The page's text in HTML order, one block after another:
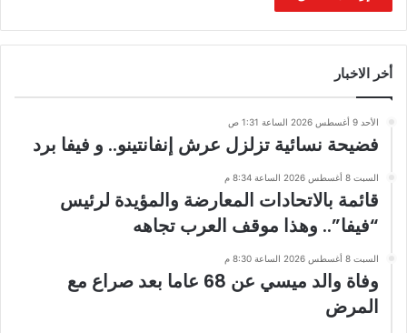
أخر الاخبار
الأحد 9 أغسطس 2026 الساعة 1:31 ص
فضيحة نسائية تزلزل عرش إنفانتينو.. و فيفا برد
السبت 8 أغسطس 2026 الساعة 8:34 م
قائمة بالاتحادات المعارضة والمؤيدة لرئيس
“فيفا”.. وهذا موقف العرب تجاهه
السبت 8 أغسطس 2026 الساعة 8:30 م
وفاة والد ميسي عن 68 عاما بعد صراع مع
المرض